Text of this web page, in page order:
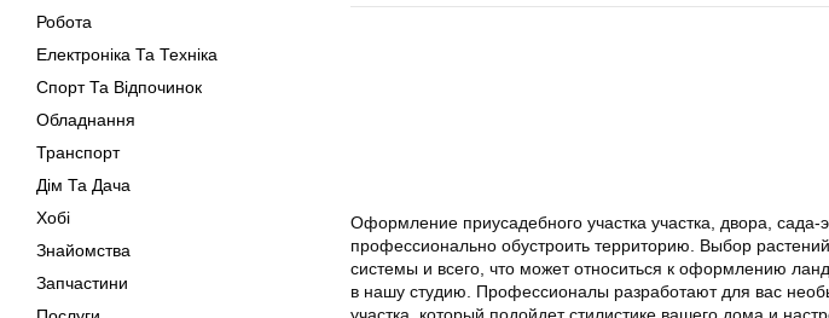
Робота
Електроніка Та Техніка
Спорт Та Відпочинок
Обладнання
Транспорт
Дім Та Дача
Хобі
Знайомства
Запчастини
Оформление приусадебного участка участка, двора, сада-
профессионально обустроить территорию. Выбор
системы и всего, что может относиться к оформлению
в нашу студию. Профессионалы разработают для вас